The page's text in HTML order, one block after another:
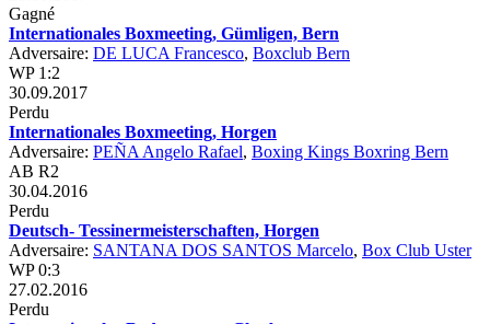
Gagné
Internationales Boxmeeting, Gümligen, Bern
Adversaire: DE LUCA Francesco, Boxclub Bern
WP 1:2
30.09.2017
Perdu
Internationales Boxmeeting, Horgen
Adversaire: PEÑA Angelo Rafael, Boxing Kings Boxring Bern
AB R2
30.04.2016
Perdu
Deutsch- Tessinermeisterschaften, Horgen
Adversaire: SANTANA DOS SANTOS Marcelo, Box Club Uster
WP 0:3
27.02.2016
Perdu